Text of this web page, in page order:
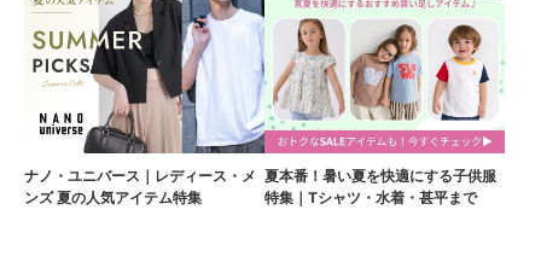
ナノ・ユニバース｜レディース・メ
ンズ 夏の人気アイテム特集
夏本番！暑い夏を快適にする子供服
特集｜Tシャツ・水着・甚平まで